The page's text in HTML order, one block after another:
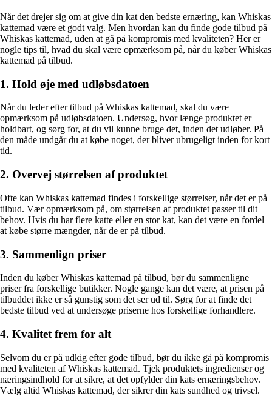
Når det drejer sig om at give din kat den bedste ernæring, kan Whiskas
kattemad være et godt valg. Men hvordan kan du finde gode tilbud på
Whiskas kattemad, uden at gå på kompromis med kvaliteten? Her er
nogle tips til, hvad du skal være opmærksom på, når du køber Whiskas
kattemad på tilbud.
1. Hold øje med udløbsdatoen
Når du leder efter tilbud på Whiskas kattemad, skal du være
opmærksom på udløbsdatoen. Undersøg, hvor længe produktet er
holdbart, og sørg for, at du vil kunne bruge det, inden det udløber. På
den måde undgår du at købe noget, der bliver ubrugeligt inden for kort
tid.
2. Overvej størrelsen af produktet
Ofte kan Whiskas kattemad findes i forskellige størrelser, når det er på
tilbud. Vær opmærksom på, om størrelsen af produktet passer til dit
behov. Hvis du har flere katte eller en stor kat, kan det være en fordel
at købe større mængder, når de er på tilbud.
3. Sammenlign priser
Inden du køber Whiskas kattemad på tilbud, bør du sammenligne
priser fra forskellige butikker. Nogle gange kan det være, at prisen på
tilbuddet ikke er så gunstig som det ser ud til. Sørg for at finde det
bedste tilbud ved at undersøge priserne hos forskellige forhandlere.
4. Kvalitet frem for alt
Selvom du er på udkig efter gode tilbud, bør du ikke gå på kompromis
med kvaliteten af Whiskas kattemad. Tjek produktets ingredienser og
næringsindhold for at sikre, at det opfylder din kats ernæringsbehov.
Vælg altid Whiskas kattemad, der sikrer din kats sundhed og trivsel.